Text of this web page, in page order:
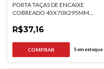
PORTA TAÇAS DE ENCAIXE
COBREADO 45X70X295MM
R$37,16
5em estoque